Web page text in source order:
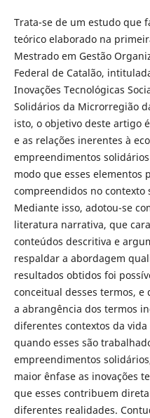
Trata-se de um estudo que
teórico elaborado na
Mestrado em Gestão
Federal de Catalão,
Inovações Tecnológicas
Solidários da Microrregião
isto, o objetivo deste artigo
e as relações inerentes à
empreendimentos
modo que esses elementos
compreendidos no contexto
Mediante isso, adotou-se
literatura narrativa, que
conteúdos descritiva e
respaldar a abordagem
resultados obtidos foi
conceitual desses termos, e
a abrangência dos termos
diferentes contextos da
quando esses são
empreendimentos
maior ênfase as inovações
que esses contribuem
diferentes realidades.